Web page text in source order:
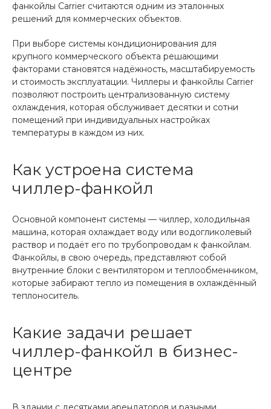
фанкойлы Carrier считаются одним из эталонных
решений для коммерческих объектов.
При выборе системы кондиционирования для
крупного коммерческого объекта решающими
факторами становятся надёжность, масштабируемость
и стоимость эксплуатации. Чиллеры и фанкойлы Carrier
позволяют построить централизованную систему
охлаждения, которая обслуживает десятки и сотни
помещений при индивидуальных настройках
температуры в каждом из них.
Как устроена система
чиллер-фанкойл
Основной компонент системы — чиллер, холодильная
машина, которая охлаждает воду или водогликолевый
раствор и подаёт его по трубопроводам к фанкойлам.
Фанкойлы, в свою очередь, представляют собой
внутренние блоки с вентилятором и теплообменником,
которые забирают тепло из помещения в охлаждённый
теплоноситель.
Какие задачи решает
чиллер-фанкойл в бизнес-
центре